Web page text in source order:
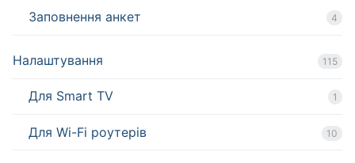
Заповнення анкет 4
Налаштування 115
Для Smart TV 1
Для Wi-Fi роутерів 10